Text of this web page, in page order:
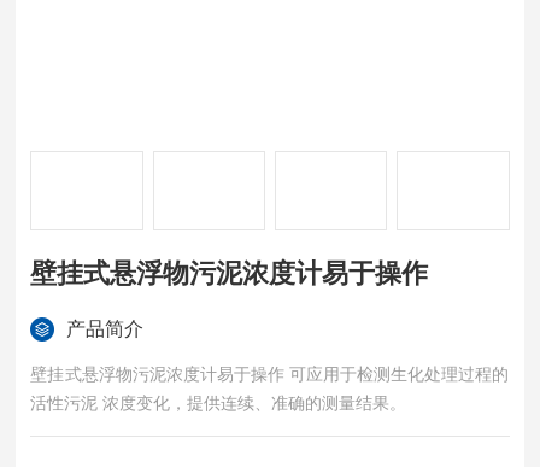
壁挂式悬浮物污泥浓度计易于操作
产品简介
壁挂式悬浮物污泥浓度计易于操作 可应用于检测生化处理过程的
活性污泥 浓度变化，提供连续、准确的测量结果。